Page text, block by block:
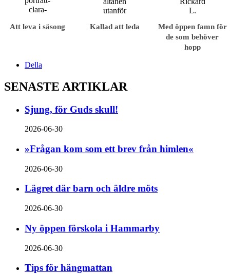
Att leva i säsong Kallad att leda
Med öppen famn för
de som behöver
hopp
Della
SENASTE ARTIKLAR
Sjung, för Guds skull!
2026-06-30
»Frågan kom som ett brev från himlen«
2026-06-30
Lägret där barn och äldre möts
2026-06-30
Ny öppen förskola i Hammarby
2026-06-30
Tips för hängmattan